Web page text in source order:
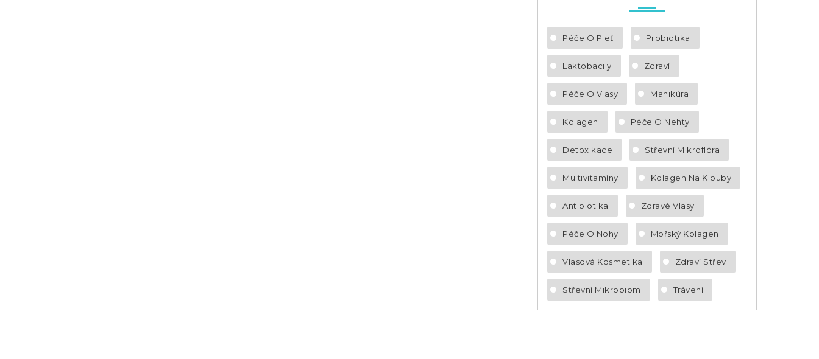
Péče O Pleť Probiotika
Laktobacily Zdraví
Péče O Vlasy Manikúra
Kolagen Péče O Nehty
Detoxikace Střevní Mikroflóra
Multivitamíny Kolagen Na Klouby
Antibiotika Zdravé Vlasy
Péče O Nohy Mořský Kolagen
Vlasová Kosmetika Zdraví Střev
Střevní Mikrobiom Trávení